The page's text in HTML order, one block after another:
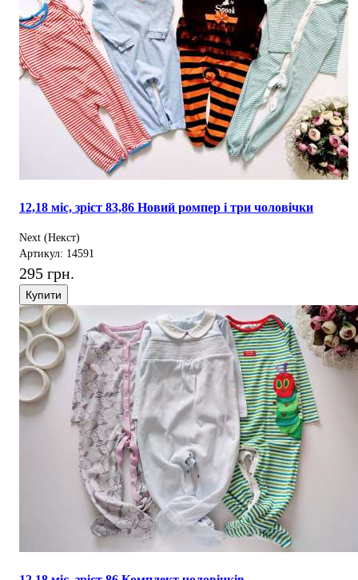
12,18 міс, зріст 83,86 Новий ромпер і три чоловічки
Next (Некст)
Артикул: 14591
295 грн.
Купити